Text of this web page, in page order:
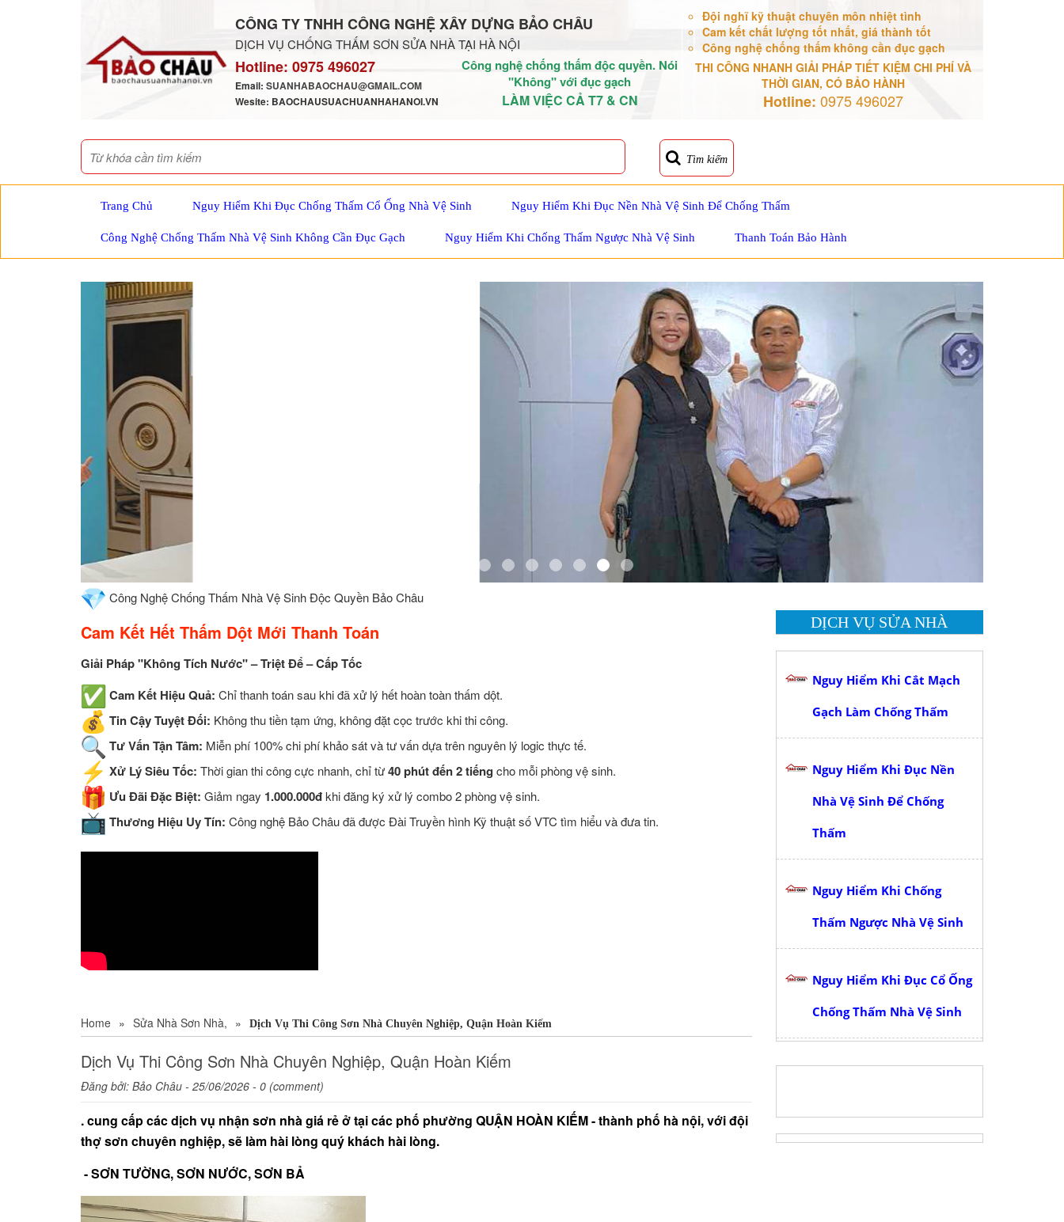
CÔNG TY TNHH CÔNG NGHỆ XÂY DỰNG BẢO CHÂU
DỊCH VỤ CHỐNG THẤM SƠN SỬA NHÀ TẠI HÀ NỘI
Hotline: 0975 496027
Email: SUANHABAOCHAU@GMAIL.COM
Wesite: BAOCHAUSUACHUANHAHANOI.VN
Công nghệ chống thấm độc quyền. Nói
"Không" với đục gạch
LÀM VIỆC CẢ T7 & CN
Đội nghĩ kỹ thuật chuyên môn nhiệt tình
Cam kết chất lượng tốt nhất, giá thành tốt
Công nghệ chống thấm không cần đục gạch
THI CÔNG NHANH GIẢI PHÁP TIẾT KIỆM CHI PHÍ VÀ
THỜI GIAN, CÓ BẢO HÀNH
Hotline: 0975 496027
Tìm kiếm
Trang Chủ Nguy Hiểm Khi Đục Chống Thấm Cổ Ống Nhà Vệ Sinh Nguy Hiểm Khi Đục Nền Nhà Vệ Sinh Để Chống Thấm
Công Nghệ Chống Thấm Nhà Vệ Sinh Không Cần Đục Gạch Nguy Hiểm Khi Chống Thấm Ngược Nhà Vệ Sinh Thanh Toán Bảo Hành
Công Nghệ Chống Thấm Nhà Vệ Sinh Độc Quyền Bảo Châu
Cam Kết Hết Thấm Dột Mới Thanh Toán
Giải Pháp "Không Tích Nước" – Triệt Để – Cấp Tốc
Cam Kết Hiệu Quả: Chỉ thanh toán sau khi đã xử lý hết hoàn toàn thấm dột.
Tin Cậy Tuyệt Đối: Không thu tiền tạm ứng, không đặt cọc trước khi thi công.
Tư Vấn Tận Tâm: Miễn phí 100% chi phí khảo sát và tư vấn dựa trên nguyên lý logic thực tế.
Xử Lý Siêu Tốc: Thời gian thi công cực nhanh, chỉ từ40 phút đến 2 tiếng cho mỗi phòng vệ sinh.
Ưu Đãi Đặc Biệt: Giảm ngay 1.000.000đkhi đăng ký xử lý combo 2 phòng vệ sinh.
Thương Hiệu Uy Tín: Công nghệ Bảo Châu đã được Đài Truyền hình Kỹ thuật số VTC tìm hiểu và đưa tin.
Home » Sửa Nhà Sơn Nhà, » Dịch Vụ Thi Công Sơn Nhà Chuyên Nghiệp, Quận Hoàn Kiếm
Dịch Vụ Thi Công Sơn Nhà Chuyên Nghiệp, Quận Hoàn Kiếm
Đăng bởi: Bảo Châu - 25/06/2026 - 0 (comment)
. cung cấp các dịch vụ nhận sơn nhà giá rẻ ở tại các phố phường QUẬN HOÀN KIẾM - thành phố hà nội, với đội
thợ sơn chuyên nghiệp, sẽ làm hài lòng quý khách hài lòng.
- SƠN TƯỜNG, SƠN NƯỚC, SƠN BẢ
DỊCH VỤ SỬA NHÀ
Nguy Hiểm Khi Cắt Mạch
Gạch Làm Chống Thấm
Nguy Hiểm Khi Đục Nền
Nhà Vệ Sinh Để Chống
Thấm
Nguy Hiểm Khi Chống
Thấm Ngược Nhà Vệ Sinh
Nguy Hiểm Khi Đục Cổ Ống
Chống Thấm Nhà Vệ Sinh